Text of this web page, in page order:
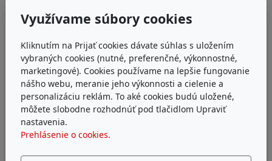
Návod na použitie
Informační leták o ovládání
Energetický dátovy list
Pre akékoľvek informácie nás prosím kontaktujte
Využívame súbory cookies
Kliknutím na Prijať cookies dávate súhlas s uložením
vybraných cookies (nutné, preferenčné, výkonnostné,
marketingové). Cookies používame na lepšie fungovanie
nášho webu, meranie jeho výkonnosti a cielenie a
personalizáciu reklám. To aké cookies budú uložené,
môžete slobodne rozhodnúť pod tlačidlom Upraviť
nastavenia.
Prehlásenie o cookies.